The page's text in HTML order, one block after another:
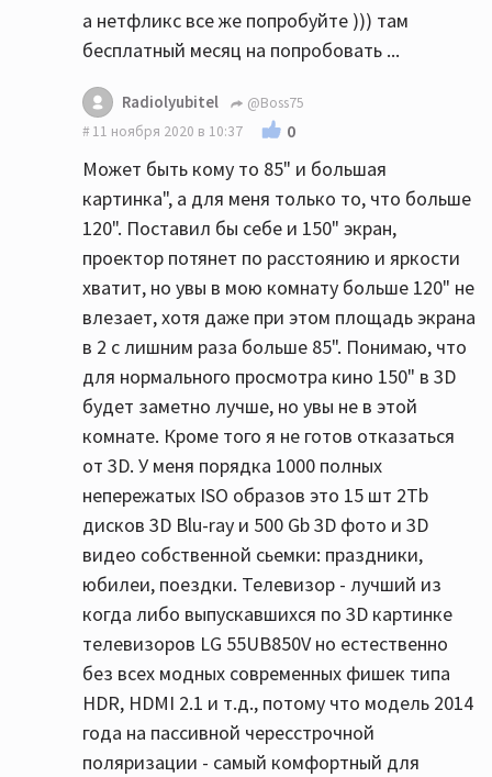
а нетфликс все же попробуйте ))) там
бесплатный месяц на попробовать ...
Radiolyubitel
@Boss75
11 ноября 2020 в 10:37
0
Может быть кому то 85" и большая
картинка", а для меня только то, что больше
120". Поставил бы себе и 150" экран,
проектор потянет по расстоянию и яркости
хватит, но увы в мою комнату больше 120" не
влезает, хотя даже при этом площадь экрана
в 2 с лишним раза больше 85". Понимаю, что
для нормального просмотра кино 150" в 3D
будет заметно лучше, но увы не в этой
комнате. Кроме того я не готов отказаться
от 3D. У меня порядка 1000 полных
непережатых ISO образов это 15 шт 2Tb
дисков 3D Blu-ray и 500 Gb 3D фото и 3D
видео собственной сьемки: праздники,
юбилеи, поездки. Телевизор - лучший из
когда либо выпускавшихся по 3D картинке
телевизоров LG 55UB850V но естественно
без всех модных современных фишек типа
HDR, HDMI 2.1 и т.д., потому что модель 2014
года на пассивной чересстрочной
поляризации - самый комфортный для